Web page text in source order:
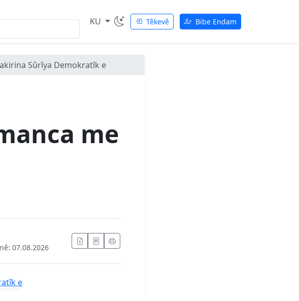
KU Têkevê Bibe Endam
Sûrîya Demokratîk e
me
07.08.2026